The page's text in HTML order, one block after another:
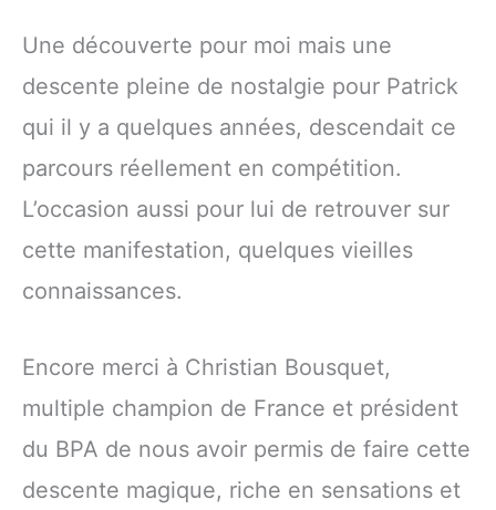
Une découverte pour moi mais une
descente pleine de nostalgie pour Patrick
qui il y a quelques années, descendait ce
parcours réellement en compétition.
L’occasion aussi pour lui de retrouver sur
cette manifestation, quelques vieilles
connaissances.
Encore merci à Christian Bousquet,
multiple champion de France et président
du BPA de nous avoir permis de faire cette
descente magique, riche en sensations et